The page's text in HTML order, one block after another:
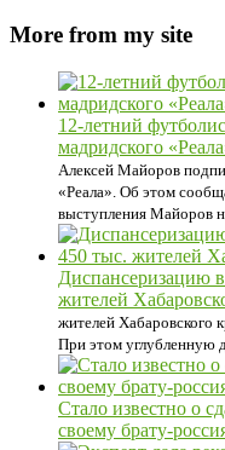
More from my site
12-летний
мадридского
Алексей Майоров
«Реала». Об этом
выступления Майоров
Диспансеризацию
жителей
жителей Хабаровского
При этом углубленную
Стало известно о
своему брату-